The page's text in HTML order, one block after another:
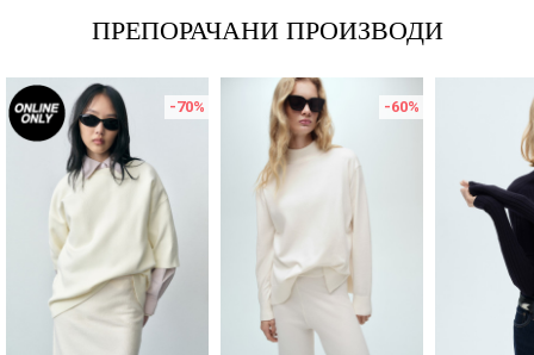
ИСПРАТИ
ПРЕПОРАЧАНИ ПРОИЗВОДИ
-70% -60%